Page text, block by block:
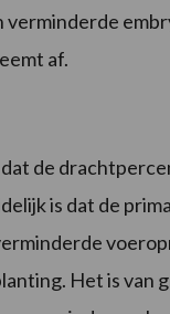
af.
de
is dat de
Het is van